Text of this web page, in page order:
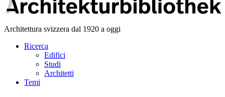
Architettura svizzera dal 1920 a oggi
Ricerca
Edifici
Studi
Architetti
Temi